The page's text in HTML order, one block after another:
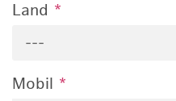
Land *
---
Mobil *